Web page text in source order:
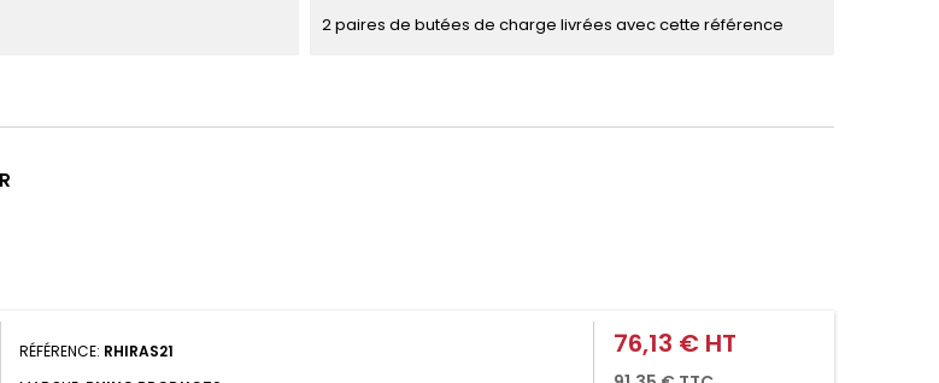
2 paires de butées de charge livrées avec cette référence
RÉFÉRENCE: RHIRAS21
Prix
76,13 € HT